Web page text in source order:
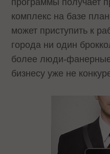
комплекс на базе
может приступить к
города ни один
более люди-
бизнесу уже не